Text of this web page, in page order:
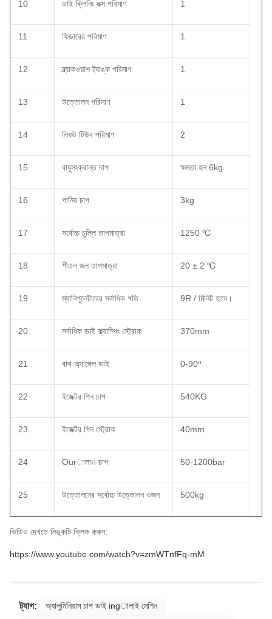
10 ডাই ক্লিনিং বক্স পরিমাণ 1
11 ফিডারের পরিমাণ 1
12 ব্ল্যাকওয়াশ ট্যাঙ্ক পরিমাণ 1
13 উত্তোলন পরিমাণ 1
14 লিফট টিউব পরিমাণ 2
15 বায়ুসংক্রান্ত চাপ ক্ষমতা হল 6kg
16 পানির চাপ 3kg
17 সর্বোচ্চ চুল্লি তাপমাত্রা 1250 ℃
18 শীতল জল তাপমাত্রা 20 ± 2 ℃
19 ম্যানিপুলেটারের সর্বাধিক গতি 9R / মিনিট হারে।
20 সর্বাধিক ডাই ক্ল্যাম্পিং স্ট্রোক 370mm
21 বাথ অ্যাঙ্গেল ডাই 0-90º
22 ইজেক্টর পিন চাপ 540KG
23 ইজেক্টর পিন স্ট্রোক 40mm
24 Ourালাও চাপ 50-1200bar
25 উত্তোলনের সর্বোচ্চ উত্তোলন ওজন 500kg
ভিডিও দেখতে লিঙ্কটি ক্লিক করুন:
https://www.youtube.com/watch?v=zmWTnfFq-mM
ট্যাগ:
অ্যালুমিনিয়াম চাপ ডাই ingালাই মেশিন